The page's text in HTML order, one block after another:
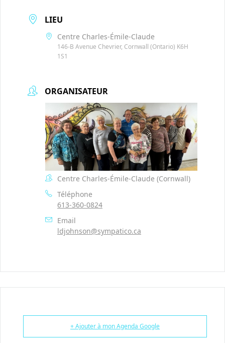
LIEU
Centre Charles-Émile-Claude
146-B Avenue Chevrier, Cornwall (Ontario) K6H
1S1
ORGANISATEUR
Centre Charles-Émile-Claude (Cornwall)
Téléphone
613-360-0824
Email
ldjohnson@sympatico.ca
+ Ajouter à mon Agenda Google